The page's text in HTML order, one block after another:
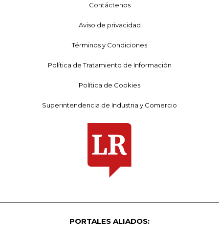
Contáctenos
Aviso de privacidad
Términos y Condiciones
Política de Tratamiento de Información
Política de Cookies
Superintendencia de Industria y Comercio
PORTALES ALIADOS: